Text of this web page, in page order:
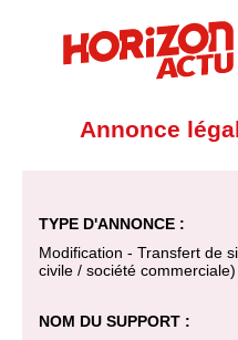
Annonce
TYPE D'ANNONCE :
Modification - Transfert de
civile / société commerciale)
NOM DU SUPPORT :